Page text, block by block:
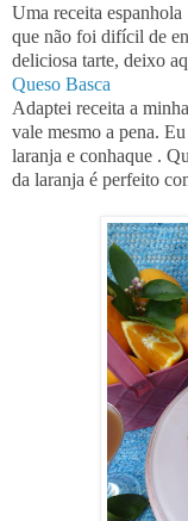
Uma receita
que não foi difícil de
deliciosa tarte, deixo
Queso Basca
Adaptei receita a
vale mesmo a pena.
laranja e conhaque .
da laranja é perfeito